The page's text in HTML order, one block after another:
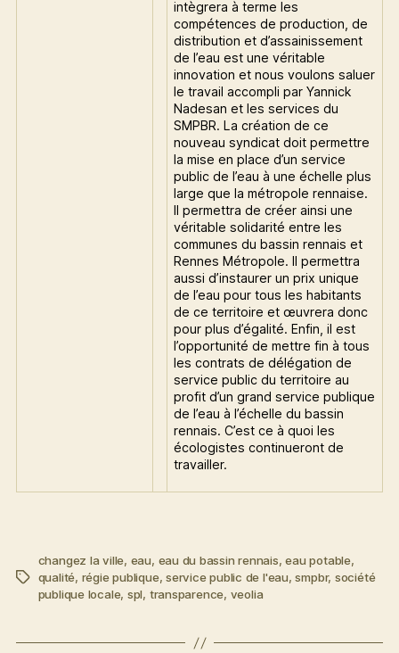
intègrera à terme les
compétences de production, de
distribution et d’assainissement
de l’eau est une véritable
innovation et nous voulons saluer
le travail accompli par Yannick
Nadesan et les services du
SMPBR. La création de ce
nouveau syndicat doit permettre
la mise en place d’un service
public de l’eau à une échelle plus
large que la métropole rennaise.
Il permettra de créer ainsi une
véritable solidarité entre les
communes du bassin rennais et
Rennes Métropole. Il permettra
aussi d’instaurer un prix unique
de l’eau pour tous les habitants
de ce territoire et œuvrera donc
pour plus d’égalité. Enfin, il est
l’opportunité de mettre fin à tous
les contrats de délégation de
service public du territoire au
profit d’un grand service publique
de l’eau à l’échelle du bassin
rennais. C’est ce à quoi les
écologistes continueront de
travailler.
Étiquettes
changez la ville, eau, eau du bassin rennais,eau potable,
qualité, régie publique,service public de l'eau,smpbr, société
publique locale, spl, transparence, veolia